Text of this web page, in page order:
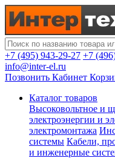
+7 (495) 943-29-27 +7
info@inter-el.ru
Позвонить Кабинет
Каталог товаров
Высоковольтное и
электроэнергии и
электромонтажа
системы Кабели,
и инженерные